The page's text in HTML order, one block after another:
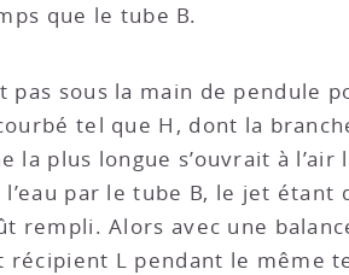
que le tube B.
pas sous la main de pendule
tel que H, dont la
la plus longue s’ouvrait à
par le tube B, le jet étant
rempli. Alors avec une
récipient L pendant le même